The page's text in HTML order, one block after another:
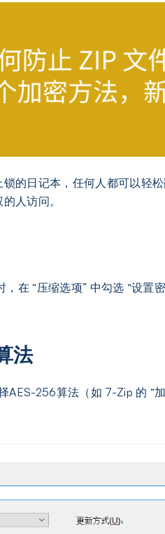
的日记本，任何人都可以轻
人访问。
在 “压缩选项” 中勾选 “设置
法
AES-256算法（如 7-Zip 的 “